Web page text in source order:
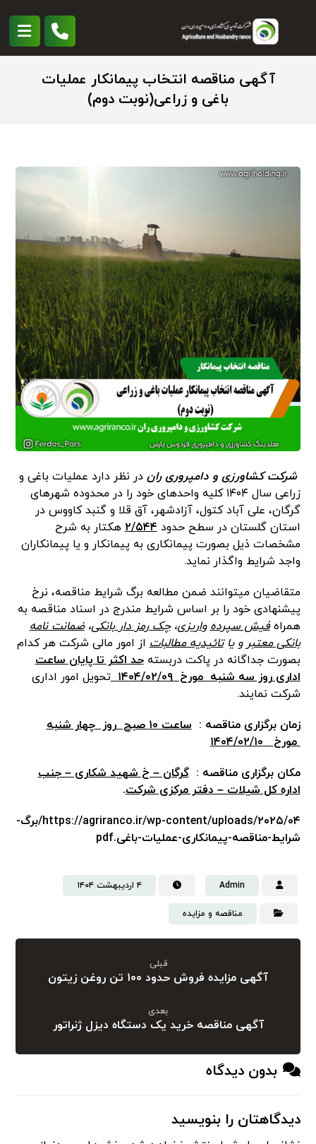
آگهی مناقصه انتخاب پیمانکار عملیات
باغی و زراعی(نوبت دوم)
شرکت کشاورزی و دامپروری راندر نظر دارد عملیات باغی و
زراعی سال ۱۴۰۴ کلیه واحدهای خود را در محدوده شهرهای
گرگان، علی آباد کتول، آزادشهر، آق قلا و گنبد کاووس در
استان گلستان در سطح حدود۲/۵۴۴هکتار به شرح
مشخصات ذیل بصورت پیمانکاری به پیمانکار و یا پیمانکاران
واجد شرایط واگذار نماید.
متقاضیان میتوانند ضمن مطالعه برگ شرایط مناقصه، نرخ
پیشنهادی خود را بر اساس شرایط مندرج در اسناد مناقصه به
همراهفیش سپرده واریزی،چک رمز دار بانکی،ضمانت نامه
بانکی معتبر و یاتائیدیه مطالبات از امور مالی شرکت هر کدام
بصورت جداگانه در پاکت دربستهحد اکثر تا پایان ساعت
اداری روز سه شنبه مورخ ۱۴۰۴/۰۲/۰۹
تحویل امور اداری
شرکت نمایند.
زمان برگزاری مناقصه :
ساعت ۱۰ صبح روز چهار شنبه
مورخ ۱۴۰۴/۰۲/۱۰
مکان برگزاری مناقصه :گرگان – خ شهید شکاری – جنب
اداره کل شیلات – دفتر مرکزی شرکت.
https://agriranco.ir/wp-content/uploads/۲۰۲۵/۰۴/برگ-
شرایط-مناقصه-پیمانکاری-عملیات-باغی.pdf
Admin ۴ اردیبهشت ۱۴۰۴
مناقصه و مزایده
قبلی
آگهی مزایده فروش حدود ۱۰۰ تن روغن زیتون
بعدی
آگهی مناقصه خرید یک دستگاه دیزل ژنراتور
بدون دیدگاه
دیدگاهتان را بنویسید